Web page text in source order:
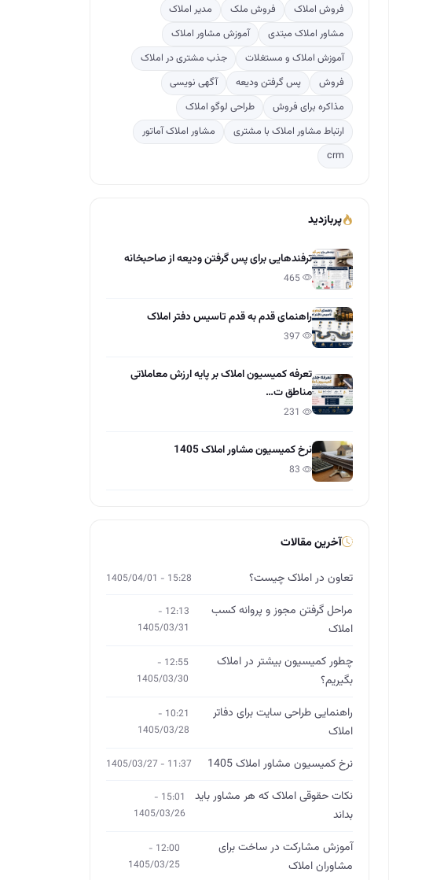
فروش املاک
فروش ملک
مدیر املاک
مشاور املاک مبتدی
آموزش مشاور املاک
آموزش املاک و مستغلات
جذب مشتری در املاک
فروش
پس گرفتن ودیعه
آگهی نویسی
مذاکره برای فروش
طراحی لوگو املاک
ارتباط مشاور املاک با مشتری
مشاور املاک آماتور
crm
پربازدید
ترفندهایی برای پس گرفتن ودیعه از صاحبخانه
راهنمای قدم به قدم تاسیس دفتر املاک
تعرفه کمیسیون املاک بر پایه ارزش معاملاتی
مناطق ت…
نرخ کمیسیون مشاور املاک 1405
آخرین مقالات
تعاون در املاک چیست؟ 15:28 - 1405/04/01
مراحل گرفتن مجوز و پروانه کسب
املاک
12:13 -
1405/03/31
چطور کمیسیون بیشتر در املاک
بگیریم؟
12:55 -
1405/03/30
راهنمایی طراحی سایت برای دفاتر
املاک
10:21 -
1405/03/28
نرخ کمیسیون مشاور املاک 1405 11:37 - 1405/03/27
نکات حقوقی املاک که هر مشاور باید
بداند
15:01 -
1405/03/26
آموزش مشارکت در ساخت برای
مشاوران املاک
12:00 -
1405/03/25